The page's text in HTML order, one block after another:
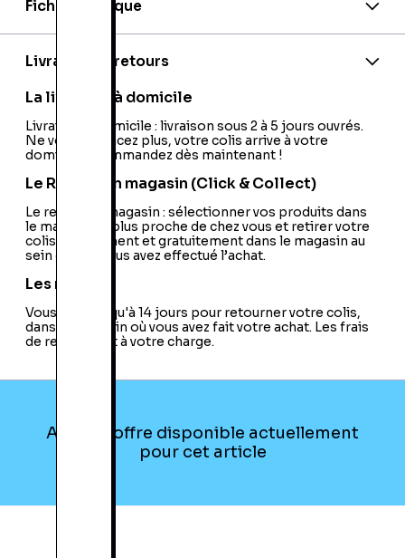
Fiche technique
Livraison et retours
La livraison à domicile
Livraison à domicile : livraison sous 2 à 5 jours ouvrés.
Ne vous déplacez plus, votre colis arrive à votre
domicile ! Commandez dès maintenant !
Le Retrait en magasin (Click & Collect)
Le retrait en magasin : sélectionner vos produits dans
le magasin le plus proche de chez vous et retirer votre
colis directement et gratuitement dans le magasin au
sein duquel vous avez effectué l’achat.
Les retours
Vous avez jusqu'à 14 jours pour retourner votre colis,
dans le magasin où vous avez fait votre achat. Les frais
de retour sont à votre charge.
Aucune offre disponible actuellement
pour cet article